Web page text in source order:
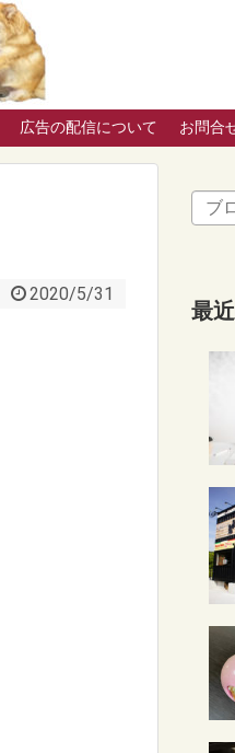
広告の配信について お問合
2020/5/31
最